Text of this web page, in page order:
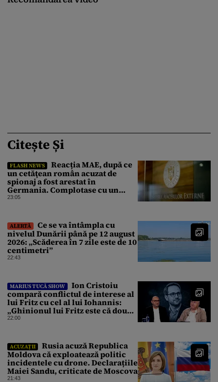
Citește Și
FLASH NEWS
Reacția MAE, după ce
un cetăţean român acuzat de
spionaj a fost arestat în
Germania. Complotase cu un
ucrainean ca să asasineze un
23:05
ALERTĂ
Ce se va întâmpla cu
nivelul Dunării până pe 12 august
2026: „Scăderea în 7 zile este de 10
centimetri”
22:43
MARIUS TUCĂ SHOW
Ion Cristoiu
compară conflictul de interese al
lui Fritz cu cel al lui Iohannis:
„Ghinionul lui Fritz este că două
instanțe l-au declarat
22:00
ACUZAȚII
Rusia acuză Republica
Moldova că exploatează politic
incidentele cu drone. Declarațiile
Maiei Sandu, criticate de Moscova
21:43